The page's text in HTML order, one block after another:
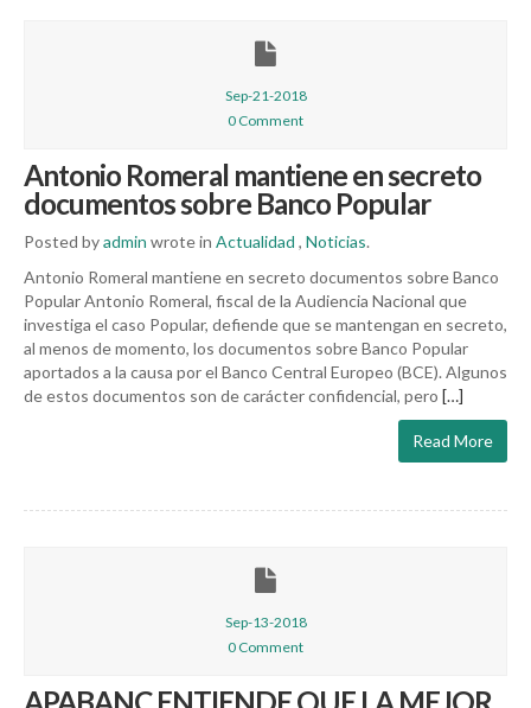
Sep-21-2018
0 Comment
Antonio Romeral mantiene en secreto
documentos sobre Banco Popular
Posted byadmin wrote in Actualidad , Noticias.
Antonio Romeral mantiene en secreto documentos sobre Banco
Popular Antonio Romeral, fiscal de la Audiencia Nacional que
investiga el caso Popular, defiende que se mantengan en secreto,
al menos de momento, los documentos sobre Banco Popular
aportados a la causa por el Banco Central Europeo (BCE). Algunos
de estos documentos son de carácter confidencial, pero […]
Read More
Sep-13-2018
0 Comment